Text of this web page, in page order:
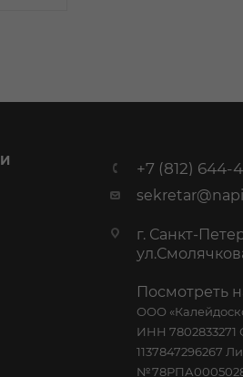
+7 (812) 644-
г. Санкт-
Посмотреть
ООО
ИНН 7802833271
1137847296267
№78РПА0005028